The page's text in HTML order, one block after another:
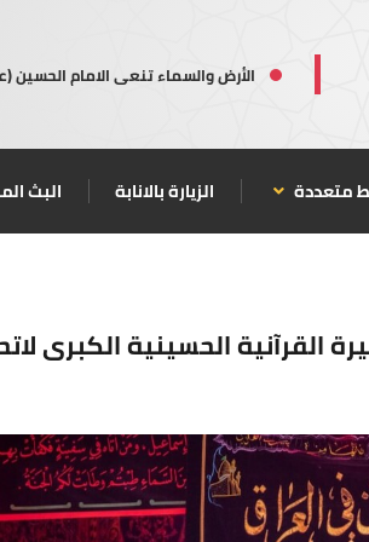
الأرض والسماء تنعى الامام الحسين
متعددة الزيارة بالانابة البث
القرآنية الحسينية الكبرى